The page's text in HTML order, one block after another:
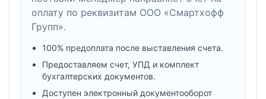
оплату по реквизитам ООО «Смартхофф
Групп».
100% предоплата после выставления счета.
Предоставляем счет, УПД и комплект
бухгалтерских документов.
Доступен электронный документооборот